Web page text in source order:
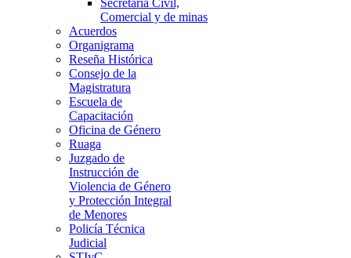
Secretaría Civil,
Comercial y de minas
Acuerdos
Organigrama
Reseña Histórica
Consejo de la
Magistratura
Escuela de
Capacitación
Oficina de Género
Ruaga
Juzgado de
Instrucción de
Violencia de Género
y Protección Integral
de Menores
Policía Técnica
Judicial